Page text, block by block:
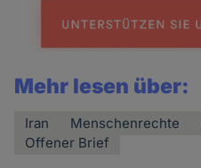
Mehr lesen über:
Iran Menschenrechte
Offener Brief